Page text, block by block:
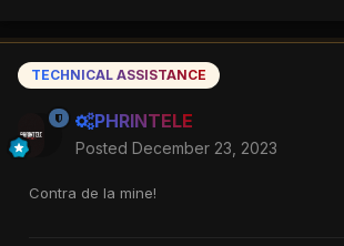
TECHNICAL ASSISTANCE
PHRINTELE
Posted December 23, 2023
Contra de la mine!